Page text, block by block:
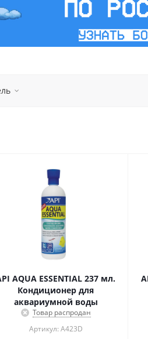
AQUA ESSENTIAL 237 мл.
Кондиционер для
аквариумной воды
Товар распродан
Артикул: A423D